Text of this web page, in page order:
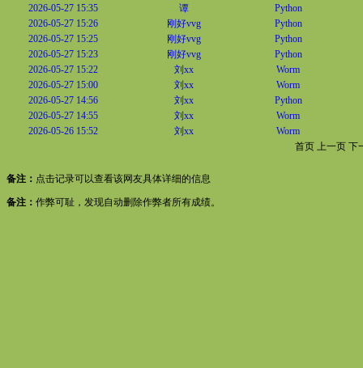
2026-05-27 15:35
谭
Python
2026-05-27 15:26
刚好vvg
Python
2026-05-27 15:25
刚好vvg
Python
2026-05-27 15:23
刚好vvg
Python
2026-05-27 15:22
刘xx
Worm
2026-05-27 15:00
刘xx
Worm
2026-05-27 14:56
刘xx
Python
2026-05-27 14:55
刘xx
Worm
2026-05-26 15:52
刘xx
Worm
首页 上一页 下
备注： 点击记录可以查看该网友具体详细的信息
备注： 作弊可耻，发现自动删除作弊者所有成绩。